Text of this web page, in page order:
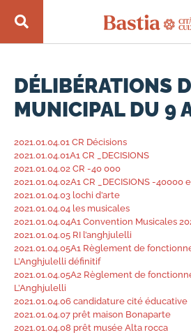
DÉLIBÉRATIONS
MUNICIPAL DU 9
2021.01.04.01 CR Décisions
2021.01.04.01A1 CR _DECISIONS
2021.01.04.02 CR -40 000
2021.01.04.02A1 CR _DECISIONS -40000
2021.01.04.03 lochi d’arte
2021.01.04.04 les musicales
2021.01.04.04A1 Convention Musicales
2021.01.04.05 RI l’anghjulelli
2021.01.04.05A1 Règlement de
L’Anghjulelli définitif
2021.01.04.05A2 Règlement de
L’Anghjulelli
2021.01.04.06 candidature cité éducative
2021.01.04.07 prêt maison Bonaparte
2021.01.04.08 prêt musée Alta rocca